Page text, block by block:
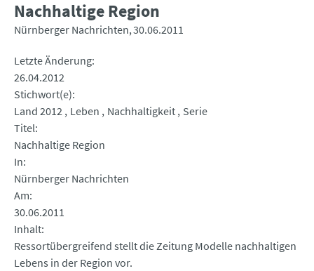
Nachhaltige Region
Nürnberger Nachrichten 30.06.2011
Letzte Änderung
26.04.2012
Stichwort(e)
Land 2012 Leben Nachhaltigkeit Serie
Titel
Nachhaltige Region
In
Nürnberger Nachrichten
Am
30.06.2011
Inhalt
Ressortübergreifend stellt die Zeitung Modelle nachhaltigen
Lebens in der Region vor.